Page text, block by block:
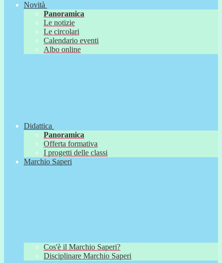
Novità
Panoramica
Le notizie
Le circolari
Calendario eventi
Albo online
Didattica
Panoramica
Offerta formativa
I progetti delle classi
Marchio Saperi
Cos'è il Marchio Saperi?
Disciplinare Marchio Saperi